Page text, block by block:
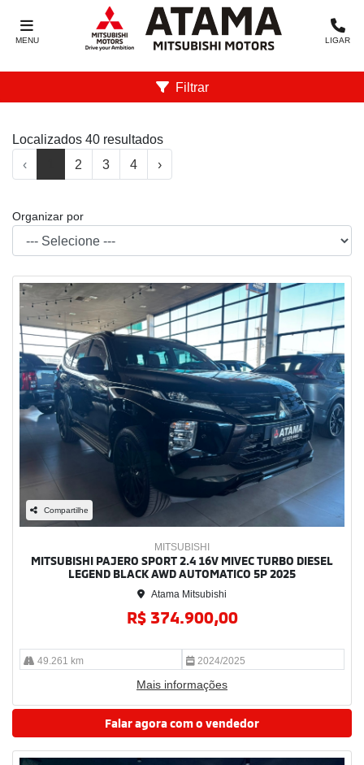
MENU LIGAR
Localizados 40 resultados
‹
2 3 4 ›
Filtrar
Organizar por
Compartilhe
MITSUBISHI
MITSUBISHI PAJERO SPORT 2.4 16V MIVEC TURBO DIESEL
LEGEND BLACK AWD AUTOMATICO 5P 2025
Atama Mitsubishi
R$ 374.900,00
49.261 km 2024/2025
Mais informações
Falar agora com o vendedor